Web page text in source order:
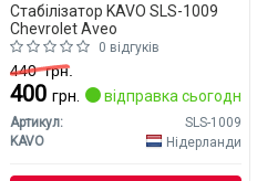
Стабілізатор KAVO SLS-1009
Chevrolet Aveo
0 відгуків
440грн.
400 грн. відправка сьогодні
Артикул:
SLS-1009
KAVO
Нідерланди